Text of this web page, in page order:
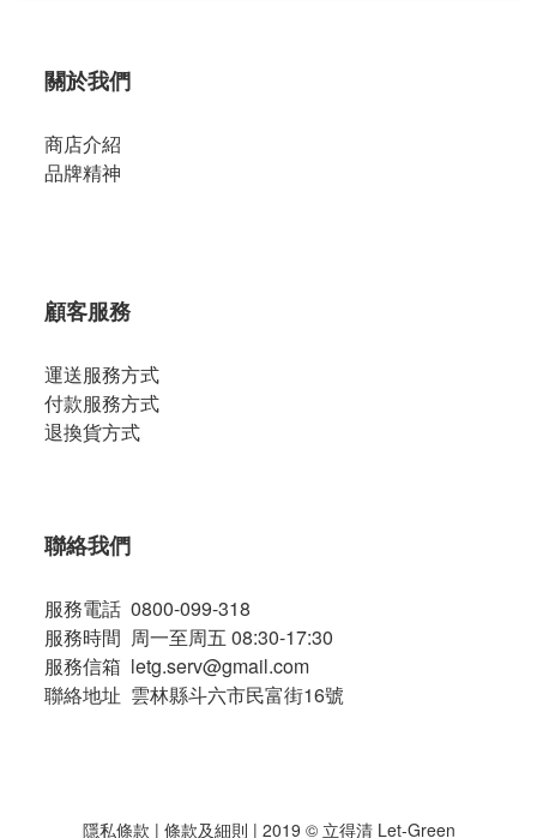
關於我們
商店介紹
品牌精神
顧客服務
運送服務方式
付款服務方式
退換貨方式
聯絡我們
服務電話 0800-099-318
服務時間 周一至周五 08:30-17:30
服務信箱 letg.serv@gmail.com
聯絡地址 雲林縣斗六市民富街16號
隱私條款 | 條款及細則 | 2019 © 立得清 Let-Green